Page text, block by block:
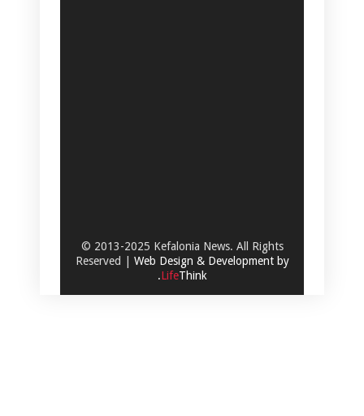
© 2013-2025 Kefalonia News. All Rights
Reserved | Web Design & Development by
.LifeThink